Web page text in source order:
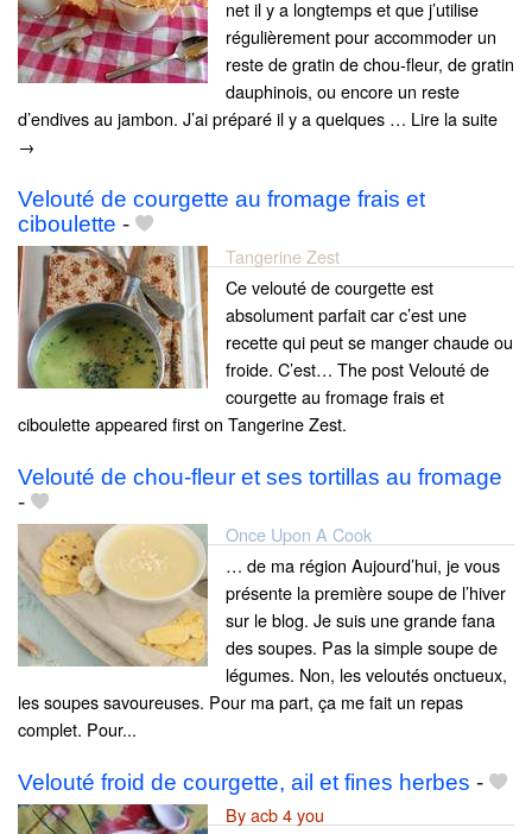
net il y a longtemps et que j’utilise
régulièrement pour accommoder un
reste de gratin de chou-fleur, de gratin
dauphinois, ou encore un reste
d’endives au jambon. J’ai préparé il y a quelques … Lire la suite
→
Velouté de courgette au fromage frais et
ciboulette -
Tangerine Zest
Ce velouté de courgette est
absolument parfait car c’est une
recette qui peut se manger chaude ou
froide. C’est… The post Velouté de
courgette au fromage frais et
ciboulette appeared first on Tangerine Zest.
Velouté de chou-fleur et ses tortillas au fromage
-
Once Upon A Cook
… de ma région Aujourd’hui, je vous
présente la première soupe de l’hiver
sur le blog. Je suis une grande fana
des soupes. Pas la simple soupe de
légumes. Non, les veloutés onctueux,
les soupes savoureuses. Pour ma part, ça me fait un repas
complet. Pour...
Velouté froid de courgette, ail et fines herbes -
By acb 4 you